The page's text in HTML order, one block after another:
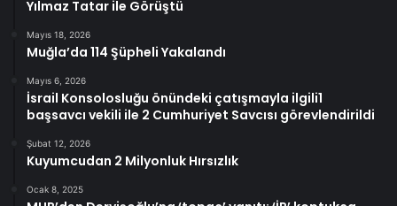
Yılmaz Tatar ile Görüştü
Mayıs 18, 2026
Muğla’da 114 Şüpheli Yakalandı
Mayıs 6, 2026
İsrail Konsolosluğu önündeki çatışmayla ilgili1
başsavcı vekili ile 2 Cumhuriyet Savcısı görevlendirildi
Şubat 12, 2026
Kuyumcudan 2 Milyonluk Hırsızlık
Ocak 8, 2025